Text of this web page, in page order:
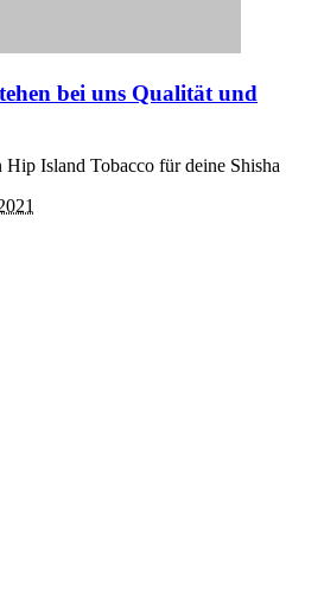
bei uns Qualität und
Island Tobacco für deine Shisha